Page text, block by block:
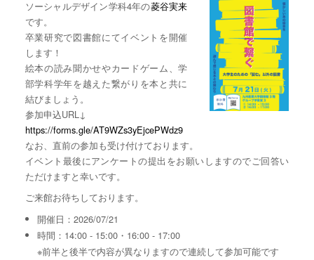
ソーシャルデザイン学科4年の菱谷実来
です。
卒業研究で図書館にてイベントを開催
します！
絵本の読み聞かせやカードゲーム、学
部学科学年を越えた繋がりを本と共に
結びましょう。
参加申込URL↓
https://forms.gle/AT9WZs3yEjcePWdz9
なお、直前の参加も受け付けております。
イベント最後にアンケートの提出をお願いしますのでご回答い
ただけますと幸いです。
ご来館お待ちしております。
開催日：2026/07/21
時間：14:00 - 15:00・16:00 - 17:00
※前半と後半で内容が異なりますので連続して参加可能です